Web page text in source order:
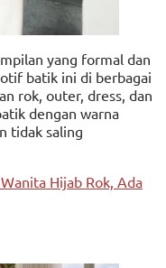
yang formal dan
batik ini di berbagai
rok, outer, dress, dan
dengan warna
tidak saling
Hijab Rok, Ada